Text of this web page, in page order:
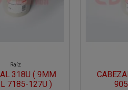
Raíz
318U ( 9MM
7185-127U )